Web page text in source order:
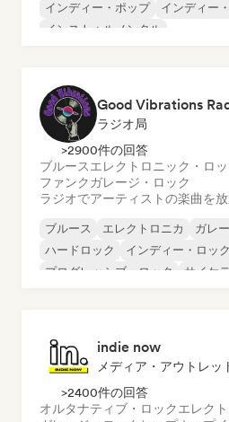
インディー・ポップ
インディー
インストゥルメンタル
Good Vibrations
ラジオ局
>2900件の回答
ブルースエレクトロニック・ロッ
ファンクガレージ・ロック
ラジオでアーティストの楽曲を
ブルース エレクトロニカ
ガレ
ハードロック
インディー・ロック
プログレッシブ・ロック
サイケ
indie now
メディア・アウトレッ
>2400件の回答
オルタナティブ・ロックエレク